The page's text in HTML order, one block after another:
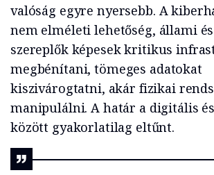
valóság egyre nyersebb. A
nem elméleti lehetőség, állami
szereplők képesek kritikus
megbénítani, tömeges adatokat
kiszivárogtatni, akár fizikai
manipulálni. A határ a digitális
között gyakorlatilag eltűnt.